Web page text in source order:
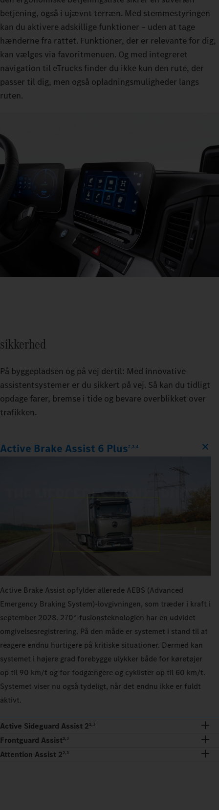
betjening, også i ujævnt terræn. Med stemmestyringen
kan du aktivere adskillige funktioner – uden at tage
hænderne fra rattet. Funktioner, der er relevante for dig,
kan vælges via favoritmenuen. Og med integreret
navigation til eTrucks finder du ikke kun den rute, der
passer til dig, men også opladningsmuligheder langs
ruten.
sikkerhed
På byggepladsen og på vej dertil: Med innovative
assistentsystemer er du sikkert på vej. Så kan du tidligt
opdage farer, bremse i tide og bevare overblikket over
trafikken.
Active Brake Assist 6 Plus2,3,4
Active Brake Assist opfylder allerede AEBS (Advanced
Emergency Braking System)-lovgivningen, som træder i kraft i
september 2028. 270°-fusionsteknologien har en udvidet
omgivelsesregistrering. På den måde er systemet i stand til at
reagere endnu hurtigere på kritiske situationer. Dermed kan
systemet i højere grad forebygge ulykker både for køretøjer
op til 90 km/t og for fodgængere og cyklister op til 60 km/t.
Systemet viser nu også tydeligt, når det endnu ikke er fuldt
aktivt.
Active Sideguard Assist 22,3
Frontguard Assist2,3
Attention Assist 22,3